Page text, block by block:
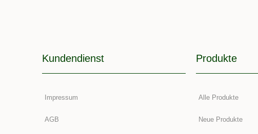
Kundendienst
Impressum
AGB
Produkte
Alle Produkte
Neue Produkte